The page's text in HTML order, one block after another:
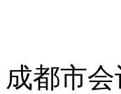
成都市